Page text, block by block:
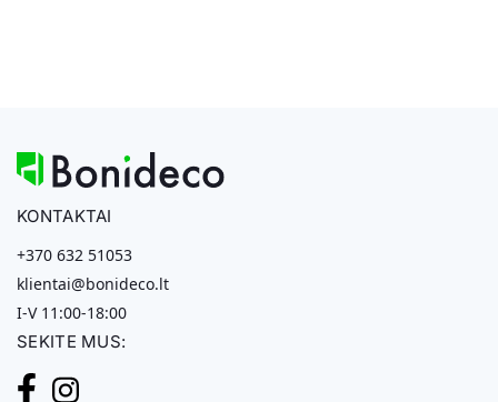
KONTAKTAI
+370 632 51053
klientai@bonideco.lt
I-V 11:00-18:00
SEKITE MUS: